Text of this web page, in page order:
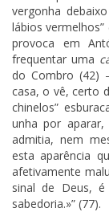
vergonha
lábios
provoca em
frequentar uma
do Combro (42)
casa, o vê, certo
chinelos”
unha por
admitia, nem
esta aparência
afetivamente
sinal de Deus,
sabedoria.»” (77).